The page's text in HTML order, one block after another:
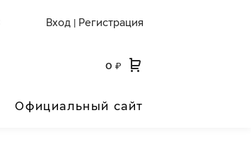
Вход Регистрация
0 ₽
Официальный сайт